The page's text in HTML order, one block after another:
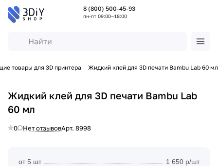
8 (800) 500-45-93
пн-пт 09:00—18:00
товары для 3D принтера Жидкий клей для 3D печати Bambu Lab 60 мл
Жидкий клей для 3D печати Bambu Lab
60 мл
0 Нет отзывовАрт. 8998
от 5 шт
1 650 р/шт